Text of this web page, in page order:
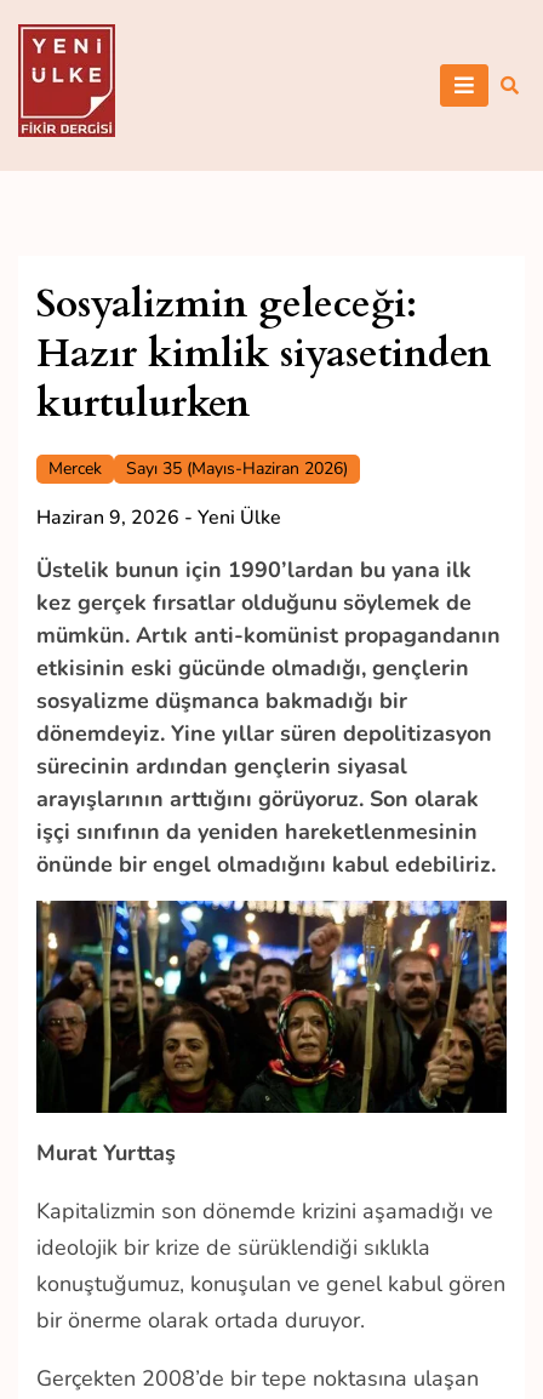
content
Yeni Ülke
Sosyalizmin geleceği:
Hazır kimlik siyasetinden
kurtulurken
Mercek Sayı 35 (Mayıs-Haziran 2026)
Haziran 9, 2026 - Yeni Ülke
Üstelik bunun için 1990’lardan bu yana ilk
kez gerçek fırsatlar olduğunu söylemek de
mümkün. Artık anti-komünist propagandanın
etkisinin eski gücünde olmadığı, gençlerin
sosyalizme düşmanca bakmadığı bir
dönemdeyiz. Yine yıllar süren depolitizasyon
sürecinin ardından gençlerin siyasal
arayışlarının arttığını görüyoruz. Son olarak
işçi sınıfının da yeniden hareketlenmesinin
önünde bir engel olmadığını kabul edebiliriz.
Murat Yurttaş
Kapitalizmin son dönemde krizini aşamadığı ve
ideolojik bir krize de sürüklendiği sıklıkla
konuştuğumuz, konuşulan ve genel kabul gören
bir önerme olarak ortada duruyor.
Gerçekten 2008’de bir tepe noktasına ulaşan